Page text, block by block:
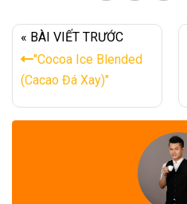
« BÀI VIẾT TRƯỚC
"Cocoa Ice Blended
(Cacao Đá Xay)"